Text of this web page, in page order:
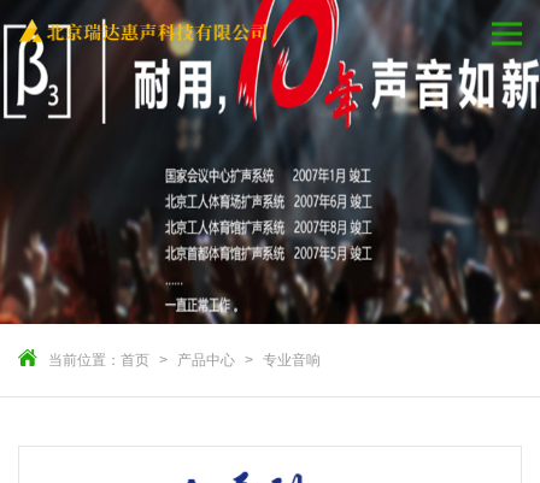
当前位置： 首页 产品中心 专业音响